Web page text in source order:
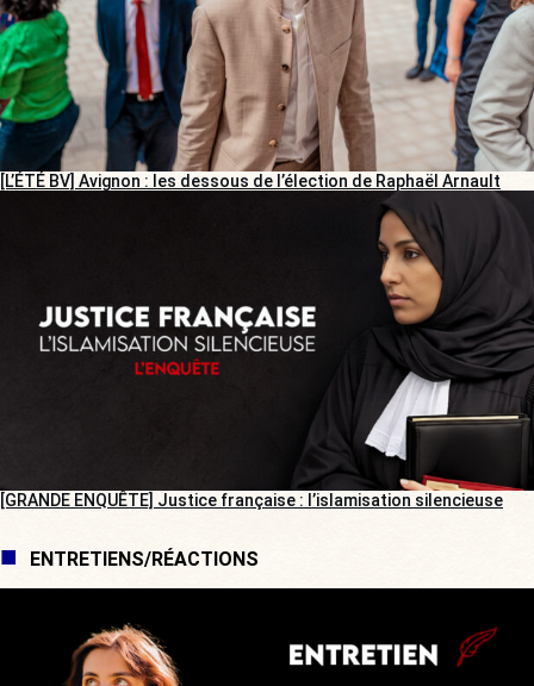
[L’ÉTÉ BV] Avignon : les dessous de l’élection de Raphaël Arnault
[GRANDE ENQUÊTE] Justice française : l’islamisation silencieuse
ENTRETIENS/RÉACTIONS